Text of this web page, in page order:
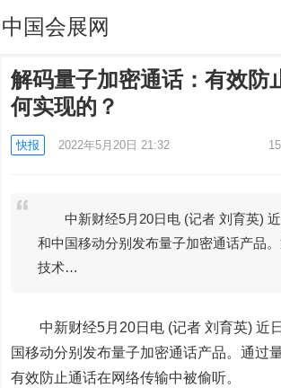
中国会展网
解码量子加密通话：有效防
何实现的？
快报 2022年5月20日 21:32
中新财经5月20日电 (记者 刘育英) 近
和中国移动分别发布量子加密通话产品
技术…
中新财经5月20日电 (记者 刘育英) 近日
国移动分别发布量子加密通话产品。通过
有效防止通话在网络传输中被偷听。